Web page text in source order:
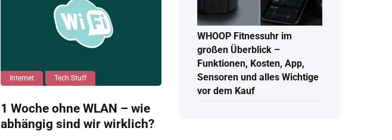
Internet Tech Stuff
1 Woche ohne WLAN – wie
abhängig sind wir wirklich?
WHOOP Fitnessuhr im
großen Überblick –
Funktionen, Kosten, App,
Sensoren und alles Wichtige
vor dem Kauf